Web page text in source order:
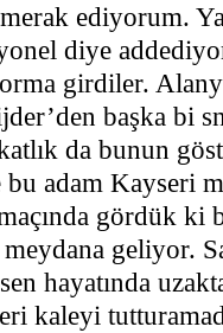
ediyorum.
diye
girdiler.
başka bi
da bunun
adam Kayseri
gördük ki
geliyor.
hayatında
kaleyi